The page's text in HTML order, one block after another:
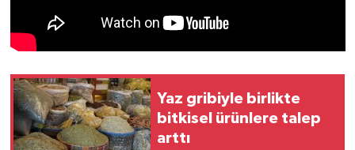
Yaz gribiyle birlikte
bitkisel ürünlere talep
arttı